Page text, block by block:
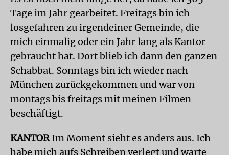
Tage im Jahr gearbeitet. Freitags bin ich
losgefahren zu irgendeiner Gemeinde, die
mich einmalig oder ein Jahr lang als Kantor
gebraucht hat. Dort blieb ich dann den ganzen
Schabbat. Sonntags bin ich wieder nach
München zurückgekommen und war von
montags bis freitags mit meinen Filmen
beschäftigt.
KANTORIm Moment sieht es anders aus. Ich
habe mich aufs Schreiben verlegt und warte